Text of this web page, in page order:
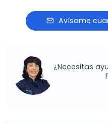
Avísame
¿Necesitas